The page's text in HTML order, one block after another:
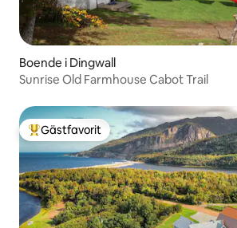
Boende i Dingwall
Sunrise Old Farmhouse Cabot Trail
Populär gästfavorit
Gästfavorit